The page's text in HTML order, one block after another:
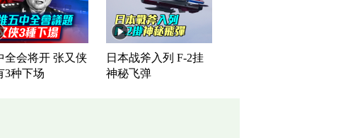
全会将开 张又侠
3种下场
日本战斧入列 F-2挂
神秘飞弹